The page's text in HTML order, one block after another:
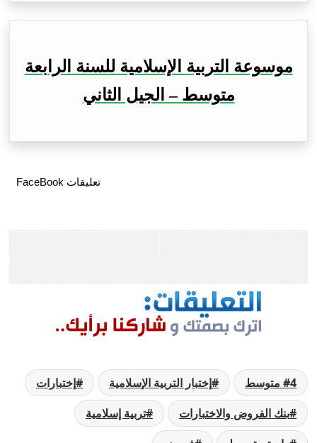
موسوعة التربية الإسلامية للسنة الرابعة
متوسط – الجيل الثاني
تعليقات FaceBook
4 متوسط إختبار التربية الإسلامية
إختبارات
بنك الفروض والاختبارات
تربية إسلامية